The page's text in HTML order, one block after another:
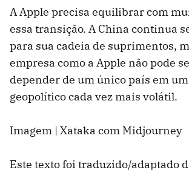
A Apple precisa equilibrar com
essa transição. A China continua
para sua cadeia de suprimentos,
empresa como a Apple não pode
depender de um único país em
geopolítico cada vez mais volátil.
Imagem | Xataka com Midjourney
Este texto foi traduzido/adaptado